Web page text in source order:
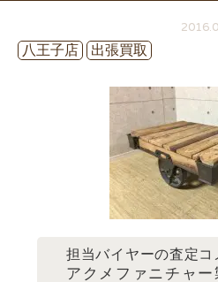
八王子店
出張買取
担当バイヤーの査定コ
アクメファニチャ